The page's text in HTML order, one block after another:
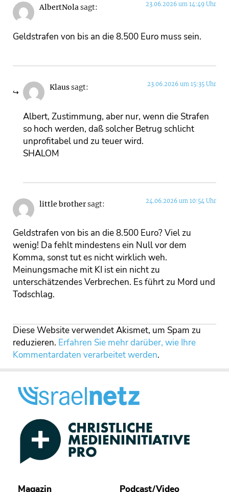
AlbertNolasagt: 23.06.2026 um 14:49 Uhr
Geldstrafen von bis an die 8.500 Euro muss sein.
Klaussagt: 23.06.2026 um 15:35 Uhr
Albert, Zustimmung, aber nur, wenn die Strafen
so hoch werden, daß solcher Betrug schlicht
unprofitabel und zu teuer wird.
SHALOM
little brothersagt: 24.06.2026 um 10:54 Uhr
Geldstrafen von bis an die 8.500 Euro? Viel zu
wenig! Da fehlt mindestens ein Null vor dem
Komma, sonst tut es nicht wirklich weh.
Meinungsmache mit KI ist ein nicht zu
unterschätzendes Verbrechen. Es führt zu Mord und
Todschlag.
Diese Website verwendet Akismet, um Spam zu
reduzieren. Erfahren Sie mehr darüber, wie Ihre
Kommentardaten verarbeitet werden.
Magazin Podcast/Video